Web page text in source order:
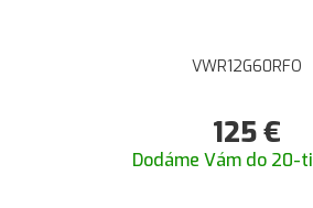
VWR12G60RFO
125€
Dodáme Vám do 20-